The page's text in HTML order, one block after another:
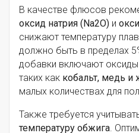
В качестве флюсов
оксид натрия (Na2O) и
снижают температуру
должно быть в пределах
добавки включают оксиды
таких как кобальт, медь и
малых количествах для
Также требуется
температуру обжига.